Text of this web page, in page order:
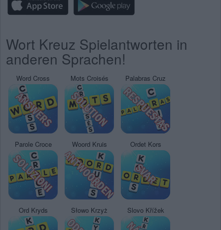
Wort Kreuz Spielantworten in
anderen Sprachen!
Word Cross Mots Croisés Palabras Cruz
Parole Croce Woord Kruis Ordet Kors
Ord Kryds Słowo Krzyż Slovo Křížek